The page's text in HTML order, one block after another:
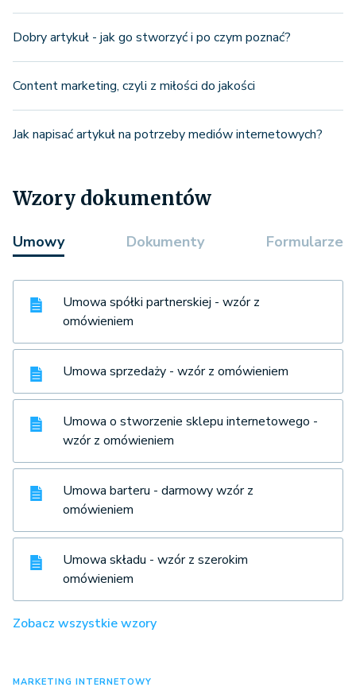
Dobry artykuł - jak go stworzyć i po czym poznać?
Content marketing, czyli z miłości do jakości
Jak napisać artykuł na potrzeby mediów internetowych?
Wzory dokumentów
Umowy Dokumenty Formularze
Umowa spółki partnerskiej - wzór z
omówieniem
Umowa sprzedaży - wzór z omówieniem
Umowa o stworzenie sklepu internetowego -
wzór z omówieniem
Umowa barteru - darmowy wzór z
omówieniem
Umowa składu - wzór z szerokim
omówieniem
Zobacz wszystkie wzory
MARKETING INTERNETOWY